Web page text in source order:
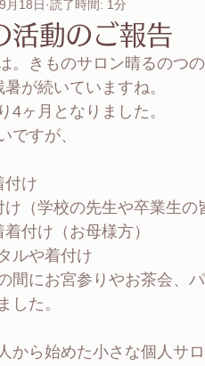
付けワンポイント
着付け講座のレビュー
活動のご報告
月18日 読了時間: 1分
。きものサロン晴るのつの
が続いていますね。
4ヶ月となりました。
ですが、
付け
（学校の先生や卒業生の
付け（お母様方）
ルや着付け
間にお宮参りやお茶会、
した。
から始めた小さな個人サ